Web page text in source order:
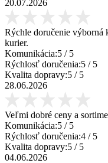
20.07.2026
Rýchle doručenie
kurier.
Komunikácia:5 / 5
Rýchlosť doručenia:5 / 5
Kvalita dopravy:5 / 5
28.06.2026
Veľmi dobré ceny a
Komunikácia:5 / 5
Rýchlosť doručenia:4 / 5
Kvalita dopravy:5 / 5
04.06.2026